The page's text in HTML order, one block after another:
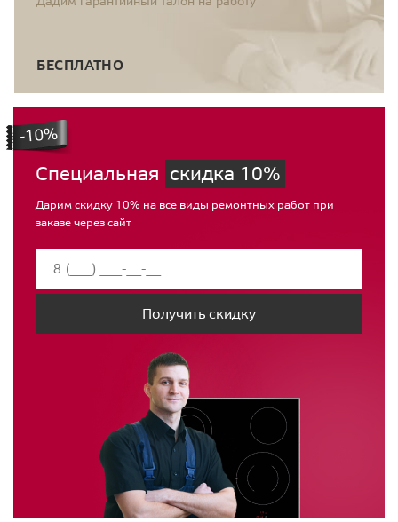
БЕСПЛАТНО
Специальная скидка 10%
Дарим скидку 10% на все виды ремонтных работ при
заказе через сайт
Получить скидку